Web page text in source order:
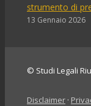
strumento di
13 Gennaio 2026
© Studi Legali
Disclaimer ·